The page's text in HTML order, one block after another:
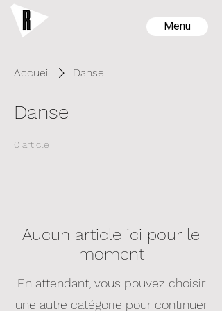
Menu
Accueil Danse
Danse
0 article
Aucun article ici pour le
moment
En attendant, vous pouvez choisir
une autre catégorie pour continuer